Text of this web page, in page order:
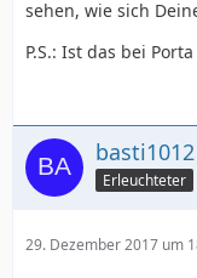
sehen, wie sich
P.S.: Ist das bei
basti1012
Erleuchteter
29. Dezember 2017 um